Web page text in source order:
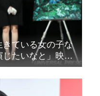
ている女の子な
たいなと」映画